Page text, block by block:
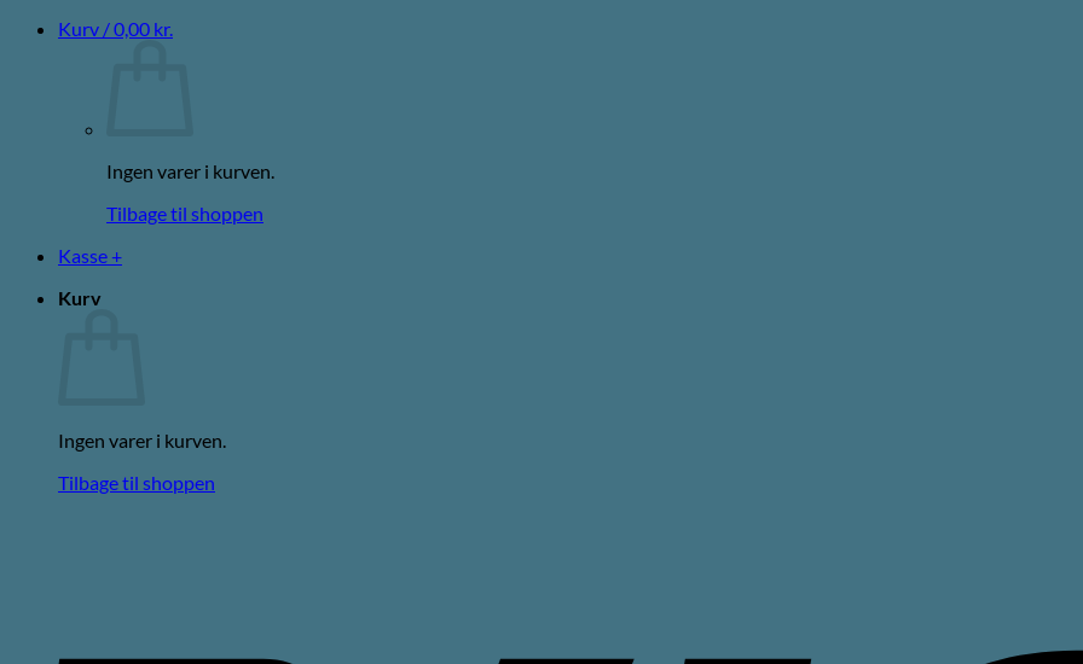
Kurv /0,00 kr.
Ingen varer i kurven.
Tilbage til shoppen
Kasse +
Kurv
Ingen varer i kurven.
Tilbage til shoppen